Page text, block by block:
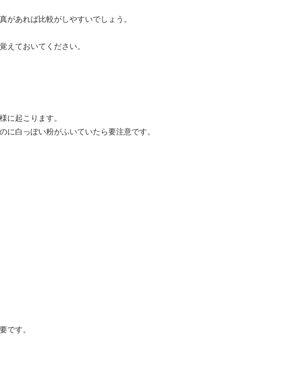
があれば比較がしやすいでしょう。
えておいてください。
に起こります。
に白っぽい粉がふいていたら要注意です。
です。